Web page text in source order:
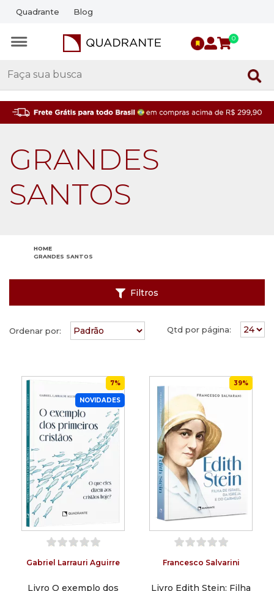
Quadrante Blog
0
GRANDES
SANTOS
HOME
GRANDES SANTOS
Filtros
Ordenar por: Qtd por página:
7%
NOVIDADES
Gabriel Larrauri Aguirre
Livro O exemplo dos
39%
Francesco Salvarini
Livro Edith Stein: Filha